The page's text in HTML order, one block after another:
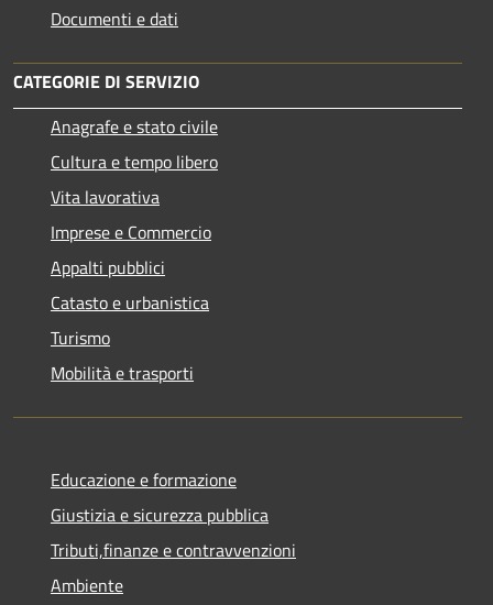
Documenti e dati
CATEGORIE DI SERVIZIO
Anagrafe e stato civile
Cultura e tempo libero
Vita lavorativa
Imprese e Commercio
Appalti pubblici
Catasto e urbanistica
Turismo
Mobilità e trasporti
Educazione e formazione
Giustizia e sicurezza pubblica
Tributi,finanze e contravvenzioni
Ambiente